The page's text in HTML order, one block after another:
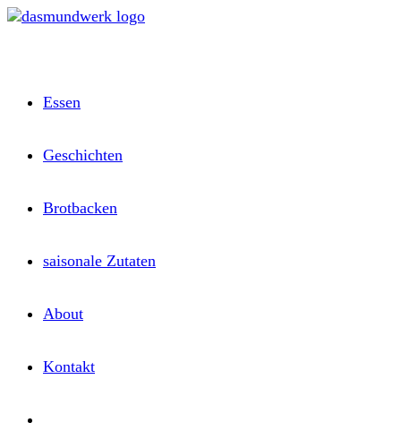
Zum
Essen
Geschichten
Brotbacken
saisonale Zutaten
About
Kontakt